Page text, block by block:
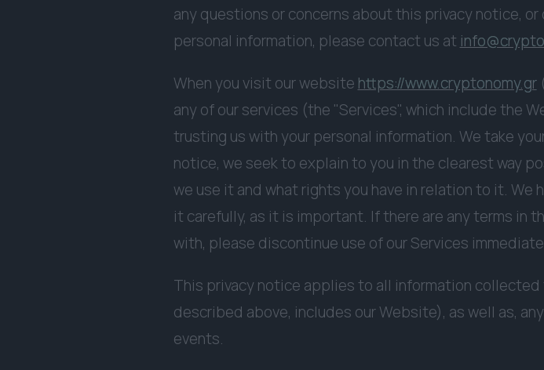
any questions or concerns about this privacy notice,
personal information, please contact us at
When you visit our website https://www.cryptonomy.gr
any of our services (the "Services", which include the
trusting us with your personal information. We take
notice, we seek to explain to you in the clearest way
we use it and what rights you have in relation to it. We
it carefully, as it is important. If there are any terms in
with, please discontinue use of our Services
This privacy notice applies to all information collected
described above, includes our Website), as well as,
events.